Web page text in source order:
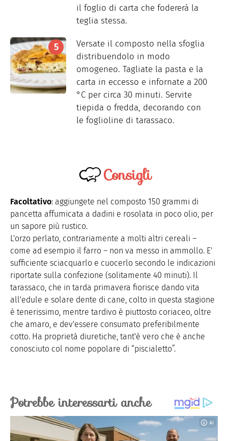
il foglio di carta che fodererà la
teglia stessa.
Versate il composto nella sfoglia
distribuendolo in modo
omogeneo. Tagliate la pasta e la
carta in eccesso e infornate a 200
°C per circa 30 minuti. Servite
tiepida o fredda, decorando con
le foglioline di tarassaco.
Consigli
Facoltativo: aggiungete nel composto 150 grammi di
pancetta affumicata a dadini e rosolata in poco olio, per
un sapore più rustico.
L'orzo perlato, contrariamente a molti altri cereali –
come ad esempio il farro – non va messo in ammollo. E'
sufficiente sciacquarlo e cuocerlo secondo le indicazioni
riportate sulla confezione (solitamente 40 minuti). Il
tarassaco, che in tarda primavera fiorisce dando vita
all'edule e solare dente di cane, colto in questa stagione
è tenerissimo, mentre tardivo è piuttosto coriaceo, oltre
che amaro, e dev'essere consumato preferibilmente
cotto. Ha proprietà diuretiche, tant'è vero che è anche
conosciuto col nome popolare di “piscialetto”.